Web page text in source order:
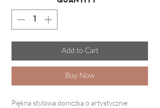
Add to Cart
Buy Now
Piękna stylowa doniczka o artystycznie